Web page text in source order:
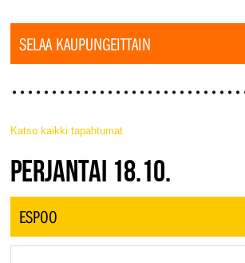
SELAA KAUPUNGEITTAIN
Katso kaikki tapahtumat
JAZZ FINLAND LIVE
PERJANTAI 18.10.
ESPOO